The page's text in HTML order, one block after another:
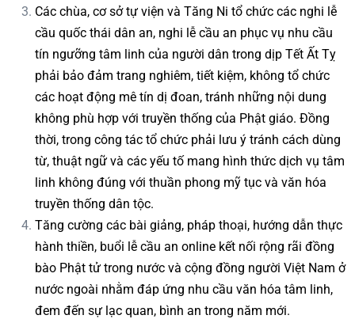
Các chùa, cơ sở tự viện và Tăng Ni tổ chức các nghi lễ
cầu quốc thái dân an, nghi lễ cầu an phục vụ nhu cầu
tín ngưỡng tâm linh của người dân trong dịp Tết Ất Tỵ
phải bảo đảm trang nghiêm, tiết kiệm, không tổ chức
các hoạt động mê tín dị đoan, tránh những nội dung
không phù hợp với truyền thống của Phật giáo. Đồng
thời, trong công tác tổ chức phải lưu ý tránh cách dùng
từ, thuật ngữ và các yếu tố mang hình thức dịch vụ tâm
linh không đúng với thuần phong mỹ tục và văn hóa
truyền thống dân tộc.
Tăng cường các bài giảng, pháp thoại, hướng dẫn thực
hành thiền, buổi lễ cầu an online kết nối rộng rãi đồng
bào Phật tử trong nước và cộng đồng người Việt Nam ở
nước ngoài nhằm đáp ứng nhu cầu văn hóa tâm linh,
đem đến sự lạc quan, bình an trong năm mới.